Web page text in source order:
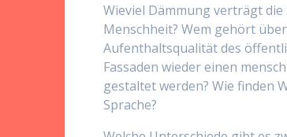
Wieviel Dämmung verträgt
Menschheit? Wem gehört
Aufenthaltsqualität des
Fassaden wieder einen
gestaltet werden? Wie finden
Sprache?